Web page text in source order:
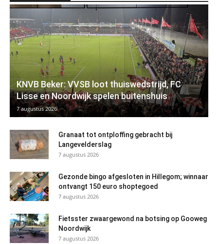
KNVB Beker: VVSB loot thuiswedstrijd, FC
Lisse en Noordwijk spelen buitenshuis
7 augustus 2026
Granaat tot ontploffing gebracht bij
Langevelderslag
7 augustus 2026
Gezonde bingo afgesloten in Hillegom; winnaar
ontvangt 150 euro shoptegoed
7 augustus 2026
Fietsster zwaargewond na botsing op Gooweg
Noordwijk
7 augustus 2026